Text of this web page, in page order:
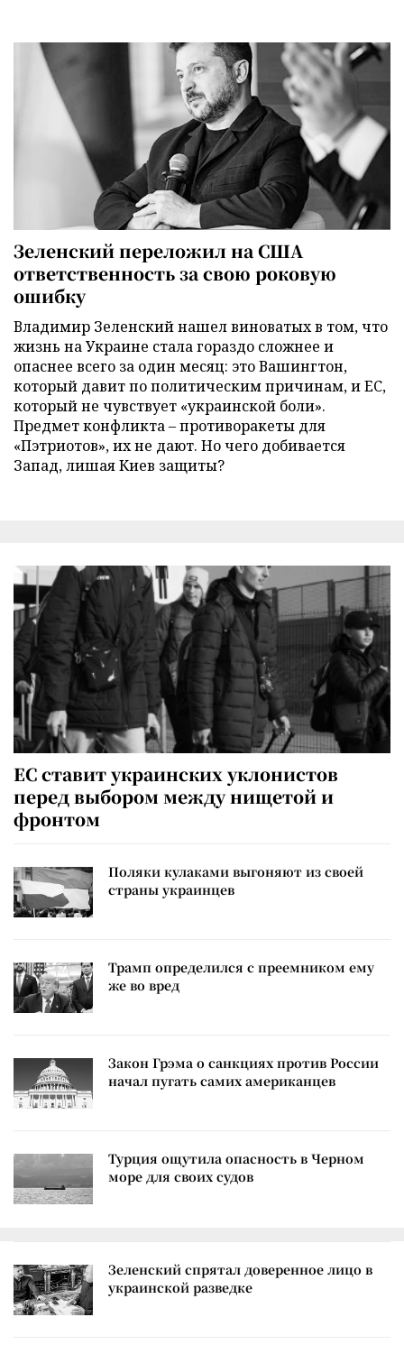
Зеленский переложил на США
ответственность за свою роковую
ошибку
Владимир Зеленский нашел виноватых в том, что
жизнь на Украине стала гораздо сложнее и
опаснее всего за один месяц: это Вашингтон,
который давит по политическим причинам, и ЕС,
который не чувствует «украинской боли».
Предмет конфликта – противоракеты для
«Пэтриотов», их не дают. Но чего добивается
Запад, лишая Киев защиты?
ЕС ставит украинских уклонистов
перед выбором между нищетой и
фронтом
Поляки кулаками выгоняют из своей
страны украинцев
Трамп определился с преемником ему
же во вред
Закон Грэма о санкциях против России
начал пугать самих американцев
Турция ощутила опасность в Черном
море для своих судов
Зеленский спрятал доверенное лицо в
украинской разведке